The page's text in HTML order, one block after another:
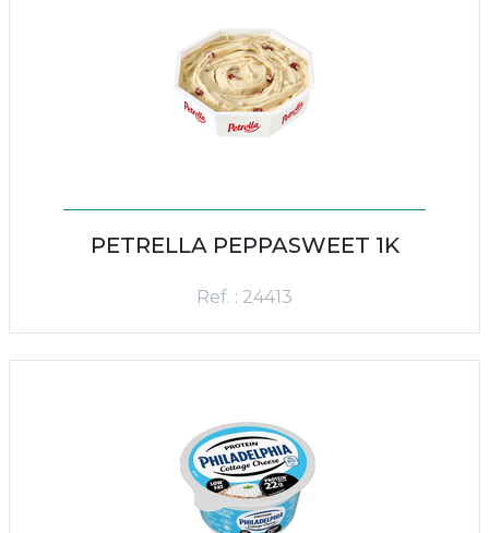
PETRELLA PEPPASWEET 1K
Ref. : 24413